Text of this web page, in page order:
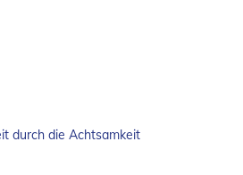
durch die Achtsamkeit